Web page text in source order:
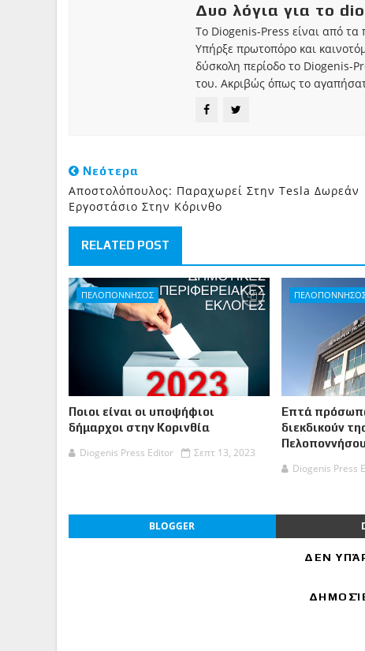
Δυο λόγια για το
Το Diogenis-Press είναι από τα
Υπήρξε πρωτοπόρο και
δύσκολη περίοδο το Diogenis-
του. Ακριβώς όπως το
Νεότερα
Αποστολόπουλος: Παραχωρεί Στην Tesla Δωρεάν
Εργοστάσιο Στην Κόρινθο
RELATED POST
ΠΕΛΟΠΟΝΝΗΣΟΣ
Ποιοι είναι οι υποψήφιοι
δήμαρχοι στην Κορινθία
Diogenis Press Editor
Σεπτ 13, 2023
Επτά
διεκδικούν
Πελοποννήσου
Diogenis Press
BLOGGER
ΔΕΝ